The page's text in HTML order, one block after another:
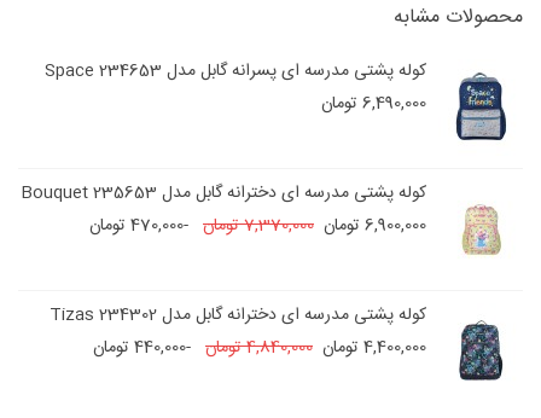
محصولات مشابه
کوله پشتی مدرسه ای پسرانه گابل مدل 234653 Space
6,490,000 تومان
کوله پشتی مدرسه ای دخترانه گابل مدل Bouquet 235653
6,900,000 تومان
7,370,000 تومان -470,000 تومان
کوله پشتی مدرسه ای دخترانه گابل مدل 234302 Tizas
4,400,000 تومان
4,840,000 تومان -440,000 تومان